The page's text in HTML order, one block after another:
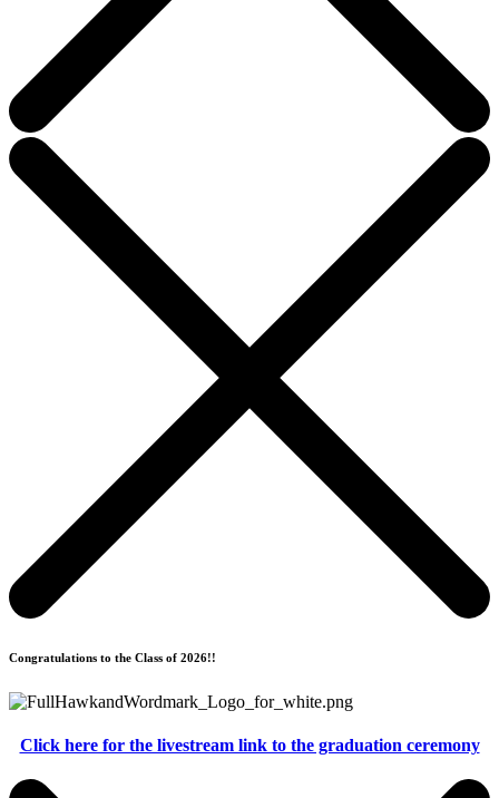
Congratulations to the Class of 2026!!
Click here for the livestream link to the graduation ceremony